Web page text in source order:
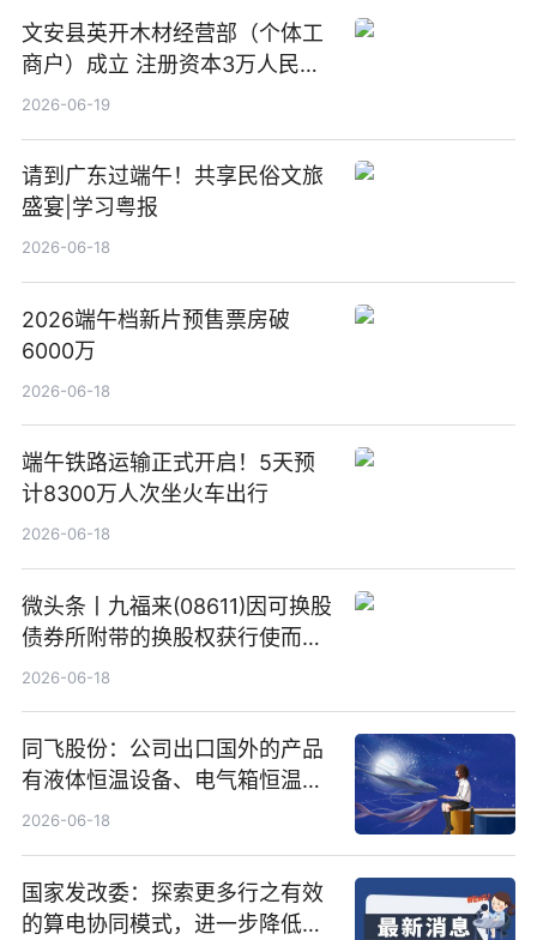
文安县英开木材经营部（个体工
商户）成立 注册资本3万人民币
新要闻
2026-06-19
请到广东过端午！共享民俗文旅
盛宴|学习粤报
2026-06-18
2026端午档新片预售票房破
6000万
2026-06-18
端午铁路运输正式开启！5天预
计8300万人次坐火车出行
2026-06-18
微头条丨九福来(08611)因可换股
债券所附带的换股权获行使而发
行5200万股
2026-06-18
同飞股份：公司出口国外的产品
有液体恒温设备、电气箱恒温装
置、纯水冷却单元和特种换热器
2026-06-18
国家发改委：探索更多行之有效
的算电协同模式，进一步降低网